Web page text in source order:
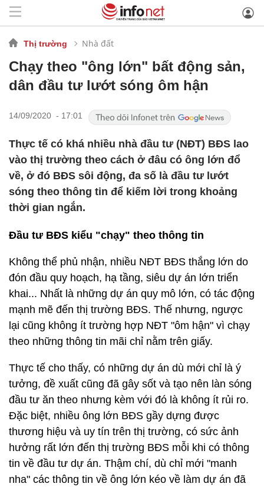
Thị trường Nhà đất
Chạy theo "ông lớn" bất động sản,
dân đầu tư lướt sóng ôm hận
14/09/2020 - 17:01
Thực tế có khá nhiều nhà đầu tư (NĐT) BĐS lao
vào thị trường theo cách ở đâu có ông lớn đổ
về, ở đó BĐS sôi động, đa số là đầu tư lướt
sóng theo thông tin để kiếm lời trong khoảng
thời gian ngắn.
Đầu tư BĐS kiểu "chạy" theo thông tin
Không thể phủ nhận, nhiều NĐT BĐS thắng lớn do
đón đầu quy hoạch, hạ tầng, siêu dự án lớn triển
khai... Nhất là những dự án quy mô lớn, có tác động
mạnh mẽ đến thị trường BĐS. Thế nhưng, ngược
lại cũng không ít trường hợp NĐT "ôm hận" vì chạy
theo những thông tin mãi chỉ nằm trên giấy.
Thực tế cho thấy, có những dự án dù mới chỉ là ý
tưởng, đề xuất cũng đã gây sốt và tạo nên làn sóng
đầu tư ăn theo nhưng kèm với đó là không ít rủi ro.
Đặc biệt, nhiều ông lớn BĐS gầy dựng được
thương hiệu và uy tín trên thị trường, có sức ảnh
hưởng rất lớn đến thị trường BĐS mỗi khi có thông
tin về đầu tư dự án. Thậm chí, dù chỉ mới "manh
nha" các thông tin về ông lớn kéo về làm dự án đã